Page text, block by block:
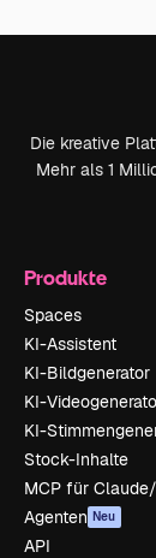
Die kreative
Mehr als 1
Produkte
Spaces
KI-Assistent
KI-Bildgenerator
KI-
KI-
Stock-Inhalte
MCP für
Agenten Neu
API